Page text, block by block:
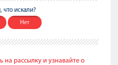
что искали?
Нет
на рассылку и узнавайте о